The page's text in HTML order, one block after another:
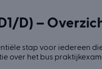
D) –
stap voor iedereen
over het bus